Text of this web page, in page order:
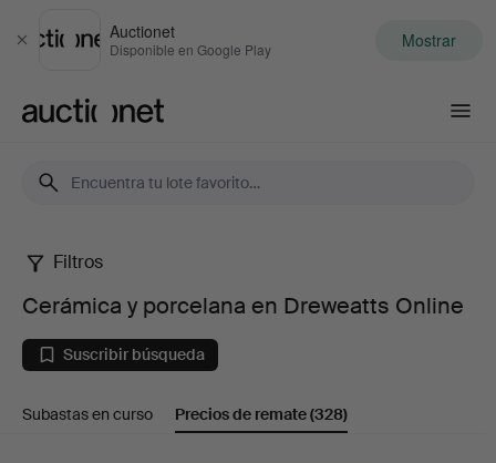
Cerrar
Auctionet
Disponible en Google Play Mostrar
Cerámica
porcelana
en
Filtros
Cerámica y porcelana en Dreweatts Online
Suscribir búsqueda
Subastas en curso Precios de remate(328)